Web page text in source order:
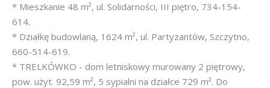
* Mieszkanie 48 m², ul. Solidarności, III piętro, 734-154-
614.
* Działkę budowlaną, 1624 m², ul. Partyzantów, Szczytno,
660-514-619.
* TRELKÓWKO - dom letniskowy murowany 2 piętrowy,
pow. użyt. 92,59 m², 5 sypialni na działce 729 m². Do